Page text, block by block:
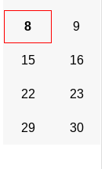
8 9
15 16
22 23
29 30